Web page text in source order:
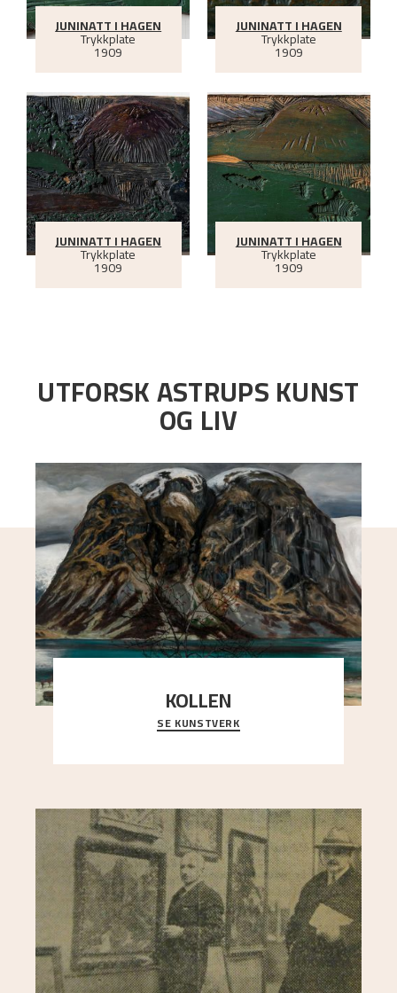
JUNINATT I HAGEN
Trykkplate
1909
JUNINATT I HAGEN
Trykkplate
1909
JUNINATT I HAGEN
Trykkplate
1909
JUNINATT I HAGEN
Trykkplate
1909
UTFORSK ASTRUPS KUNST
OG LIV
KOLLEN
Et ruvende fjell dominerer bildeflaten, og står i
sterk kontrast til det spinkle rognetreet ute
SE KUNSTVERK